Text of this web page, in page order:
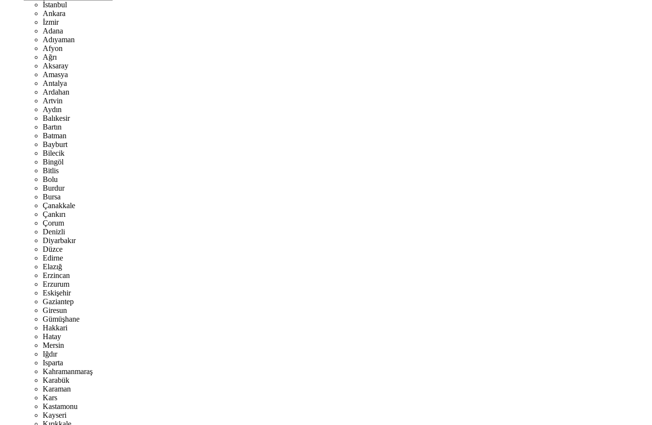
İstanbul
Ankara
İzmir
Adana
Adıyaman
Afyon
Ağrı
Aksaray
Amasya
Antalya
Ardahan
Artvin
Aydın
Balıkesir
Bartın
Batman
Bayburt
Bilecik
Bingöl
Bitlis
Bolu
Burdur
Bursa
Çanakkale
Çankırı
Çorum
Denizli
Diyarbakır
Düzce
Edirne
Elazığ
Erzincan
Erzurum
Eskişehir
Gaziantep
Giresun
Gümüşhane
Hakkari
Hatay
Mersin
Iğdır
Isparta
Kahramanmaraş
Karabük
Karaman
Kars
Kastamonu
Kayseri